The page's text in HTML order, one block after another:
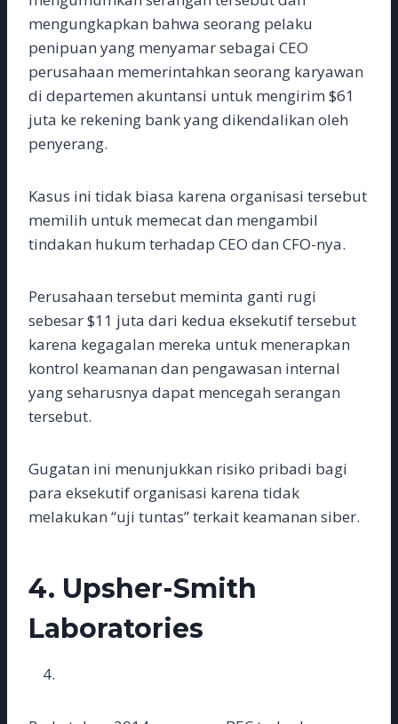
mengungkapkan bahwa seorang pelaku
penipuan yang menyamar sebagai CEO
perusahaan memerintahkan seorang karyawan
di departemen akuntansi untuk mengirim $61
juta ke rekening bank yang dikendalikan oleh
penyerang.
Kasus ini tidak biasa karena organisasi tersebut
memilih untuk memecat dan mengambil
tindakan hukum terhadap CEO dan CFO-nya.
Perusahaan tersebut meminta ganti rugi
sebesar $11 juta dari kedua eksekutif tersebut
karena kegagalan mereka untuk menerapkan
kontrol keamanan dan pengawasan internal
yang seharusnya dapat mencegah serangan
tersebut.
Gugatan ini menunjukkan risiko pribadi bagi
para eksekutif organisasi karena tidak
melakukan “uji tuntas” terkait keamanan siber.
4. Upsher-Smith
Laboratories